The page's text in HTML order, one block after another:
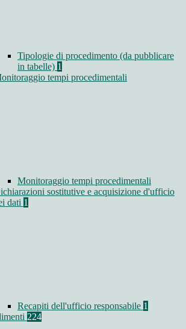
Tipologie di procedimento (da pubblicare
in tabelle) 1
tempi procedimentali
Monitoraggio tempi procedimentali
sostitutive e acquisizione d'ufficio
dati 1
Recapiti dell'ufficio responsabile 1
224